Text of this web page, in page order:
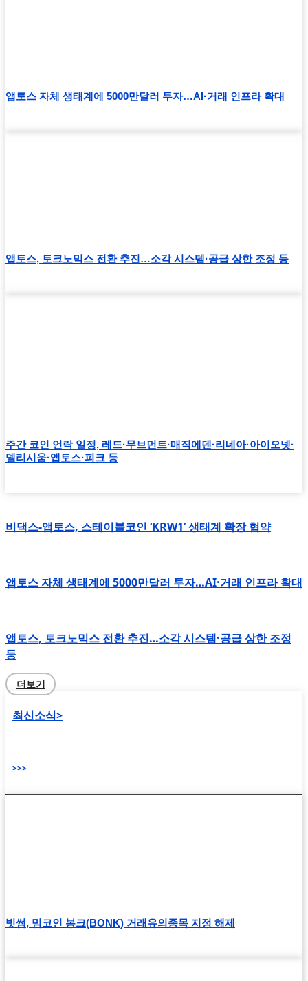
앱토스 자체 생태계에 5000만달러 투자…AI·거래 인프라 확대
앱토스, 토크노믹스 전환 추진…소각 시스템·공급 상한 조정 등
주간 코인 언락 일정, 레드·무브먼트·매직에덴·리네아·아이오넷·
델리시움·앱토스·피크 등
비댁스-앱토스, 스테이블코인 ‘KRW1’ 생태계 확장 협약
앱토스 자체 생태계에 5000만달러 투자…AI·거래 인프라 확대
앱토스, 토크노믹스 전환 추진…소각 시스템·공급 상한 조정
등
더보기
최신소식>
>>>
빗썸, 밈코인 봉크(BONK) 거래유의종목 지정 해제